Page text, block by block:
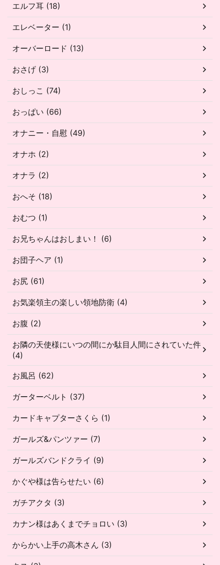
エルフ耳 (18)
エレベーター (1)
オーバーロード (13)
おさげ (3)
おしっこ (74)
おっぱい (66)
オナニー・自慰 (49)
オナホ (2)
オナラ (2)
おへそ (18)
おむつ (1)
お兄ちゃんはおしまい！ (6)
お団子ヘア (1)
お尻 (61)
お気楽領主の楽しい領地防衛 (4)
お腹 (2)
お隣の天使様にいつの間にか駄目人間にされていた件
(4)
お風呂 (62)
ガーターベルト (37)
カードキャプターさくら (1)
ガールズ&パンツァー (7)
ガールズバンドクライ (9)
かぐや様は告らせたい (6)
ガチアクタ (3)
カナン様はあくまでチョロい (3)
からかい上手の高木さん (3)